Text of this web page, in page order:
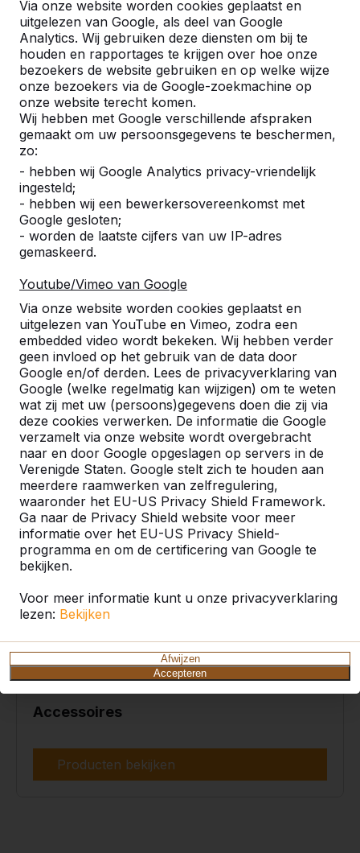
Via onze website worden cookies geplaatst en
uitgelezen van Google, als deel van Google
Analytics. Wij gebruiken deze diensten om bij te
houden en rapportages te krijgen over hoe onze
bezoekers de website gebruiken en op welke wijze
onze bezoekers via de Google-zoekmachine op
onze website terecht komen.
Wij hebben met Google verschillende afspraken
gemaakt om uw persoonsgegevens te beschermen,
zo:
- hebben wij Google Analytics privacy-vriendelijk
ingesteld;
- hebben wij een bewerkersovereenkomst met
Google gesloten;
- worden de laatste cijfers van uw IP-adres
gemaskeerd.
Youtube/Vimeo van Google
Via onze website worden cookies geplaatst en
uitgelezen van YouTube en Vimeo, zodra een
embedded video wordt bekeken. Wij hebben verder
geen invloed op het gebruik van de data door
Google en/of derden. Lees de privacyverklaring van
Google (welke regelmatig kan wijzigen) om te weten
wat zij met uw (persoons)gegevens doen die zij via
deze cookies verwerken. De informatie die Google
verzamelt via onze website wordt overgebracht
naar en door Google opgeslagen op servers in de
Verenigde Staten. Google stelt zich te houden aan
meerdere raamwerken van zelfregulering,
waaronder het EU-US Privacy Shield Framework.
Ga naar de Privacy Shield website voor meer
informatie over het EU-US Privacy Shield-
programma en om de certificering van Google te
bekijken.
Voor meer informatie kunt u onze privacyverklaring
lezen: Bekijken
Afwijzen
Accepteren
Onderplaat Betonbank
€ 550,00 excl. BTW
Selecteer een variant:
Product bekijken
Accessoires
Producten bekijken